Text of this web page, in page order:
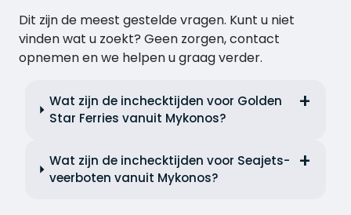
Dit zijn de meest gestelde vragen. Kunt u niet
vinden wat u zoekt? Geen zorgen, contact
opnemen en we helpen u graag verder.
Wat zijn de inchecktijden voor Golden
Star Ferries vanuit Mykonos?
Wat zijn de inchecktijden voor Seajets-
veerboten vanuit Mykonos?